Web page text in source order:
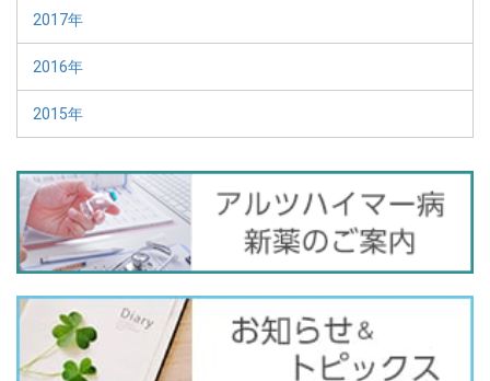
2017年
2016年
2015年
バ
ナ
ー